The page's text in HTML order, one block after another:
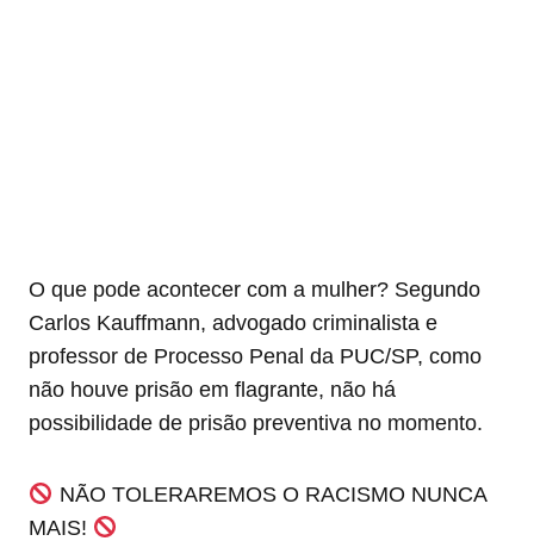
O que pode acontecer com a mulher? Segundo
Carlos Kauffmann, advogado criminalista e
professor de Processo Penal da PUC/SP, como
não houve prisão em flagrante, não há
possibilidade de prisão preventiva no momento.
NÃO TOLERAREMOS O RACISMO NUNCA
MAIS!